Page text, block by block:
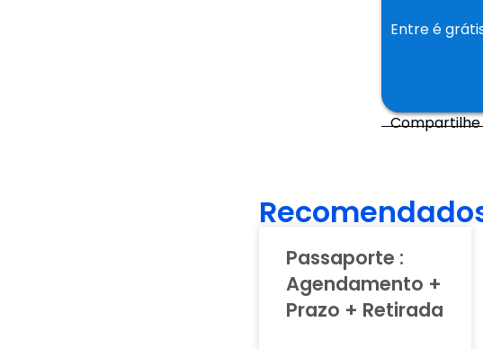
Entre é
Compartilhe
Passaporte :
Agendamento +
Prazo + Retirada